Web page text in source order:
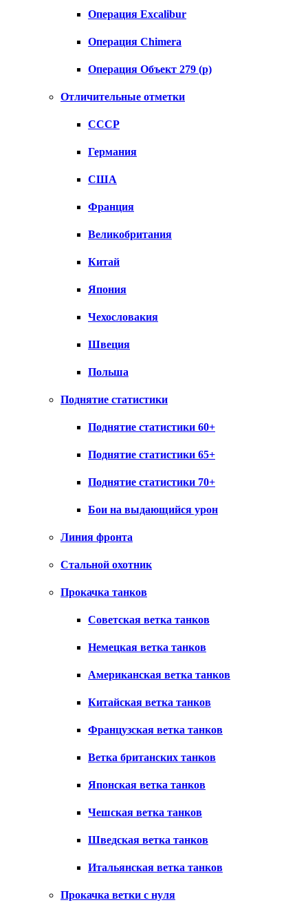
Операция Excalibur
Операция Chimera
Операция Объект 279 (р)
Отличительные отметки
СССР
Германия
США
Франция
Великобритания
Китай
Япония
Чехословакия
Швеция
Польша
Поднятие статистики
Поднятие статистики 60+
Поднятие статистики 65+
Поднятие статистики 70+
Бои на выдающийся урон
Линия фронта
Стальной охотник
Прокачка танков
Советская ветка танков
Немецкая ветка танков
Американская ветка танков
Китайская ветка танков
Французская ветка танков
Ветка британских танков
Японская ветка танков
Чешская ветка танков
Шведская ветка танков
Итальянская ветка танков
Прокачка ветки с нуля